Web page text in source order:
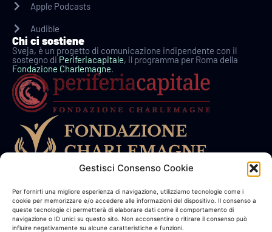
Gestisci Consenso Cookie
Per fornirti una migliore esperienza di navigazione, utilizziamo tecnologie come i
cookie per memorizzare e/o accedere alle informazioni del dispositivo. Il consenso a
queste tecnologie ci permetterà di elaborare dati come il comportamento di
navigazione o ID unici su questo sito. Non acconsentire o ritirare il consenso può
influire negativamente su alcune caratteristiche e funzioni.
Apple Podcasts
Audible
Chi ci sostiene
Sveja, è un progetto di comunicazione indipendente con il
sostegno diPeriferiacapitale, il programma per Roma della
Fondazione Charlemagne.
In collaborazione con
Link Utili